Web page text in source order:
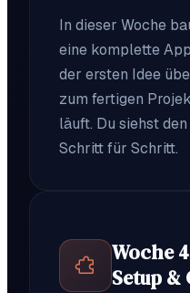
In dieser Woche
eine komplette
der ersten Idee
zum fertigen
läuft. Du siehst
Schritt für Schritt.
Woche
Setup &